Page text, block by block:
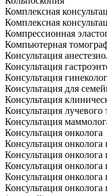
Комплексная
Комплексная
Компрессионная
Компьютерная
Консультация
Консультация
Консультация
Консультация для
Консультация
Консультация лучевого
Консультация
Консультация онколога
Консультация
Консультация
Консультация
Консультация онколога
Консультация